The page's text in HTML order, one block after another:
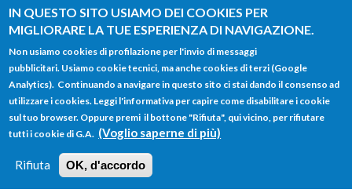
IN QUESTO SITO USIAMO DEI COOKIES PER
MIGLIORARE LA TUE ESPERIENZA DI NAVIGAZIONE.
Non usiamo cookies di profilazione per l'invio di messaggi
pubblicitari. Usiamo cookie tecnici, ma anche cookies di terzi (Google
Analytics). Continuando a navigare in questo sito ci stai dando il consenso ad
utilizzare i cookies. Leggi l'informativa per capire come disabilitare i cookie
sul tuo browser. Oppure premi il bottone "Rifiuta", qui vicino, per rifiutare
tutti i cookie di G.A. (Voglio saperne di più)
Rifiuta OK, d'accordo
Salta al contenuto principale
FORM
DI
RICERCA
Main menu
HOME TUTTI I PROFILI
LOGIN